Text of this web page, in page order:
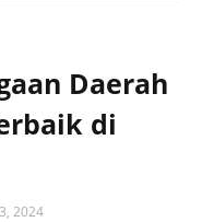
Daerah
di
2024